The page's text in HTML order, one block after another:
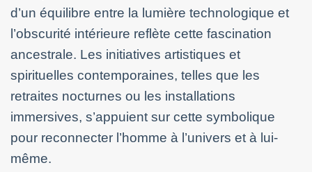
d’un équilibre entre la lumière technologique et
l’obscurité intérieure reflète cette fascination
ancestrale. Les initiatives artistiques et
spirituelles contemporaines, telles que les
retraites nocturnes ou les installations
immersives, s’appuient sur cette symbolique
pour reconnecter l’homme à l’univers et à lui-
même.